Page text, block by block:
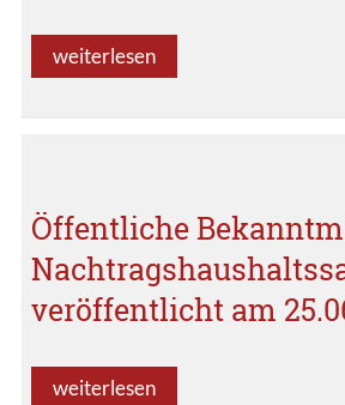
weiterlesen
Öffentliche
veröffentlicht am
weiterlesen